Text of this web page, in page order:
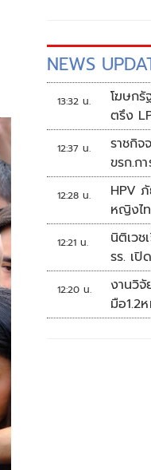
NEWS
13:32 น.
โฆษก
ตรึง
ดันเงิ
12:37 น.
ราชกิ
ขรก.ก
ยกฯ
12:28 น.
HPV
หญิงไ
12:21 น.
นิติเว
รร. เปิ
12:20 น.
งานวิจั
มือ1.2
เดือน